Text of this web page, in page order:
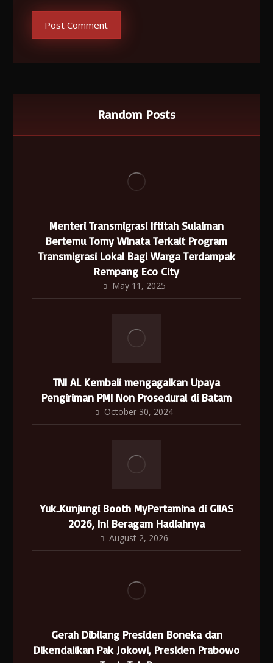
Post Comment
Random Posts
Menteri Transmigrasi Iftitah Sulaiman
Bertemu Tomy Winata Terkait Program
Transmigrasi Lokal Bagi Warga Terdampak
Rempang Eco City
May 11, 2025
TNI AL Kembali mengagalkan Upaya
Pengiriman PMI Non Prosedural di Batam
October 30, 2024
Yuk..Kunjungi Booth MyPertamina di GIIAS
2026, Ini Beragam Hadiahnya
August 2, 2026
Gerah Dibilang Presiden Boneka dan
Dikendalikan Pak Jokowi, Presiden Prabowo